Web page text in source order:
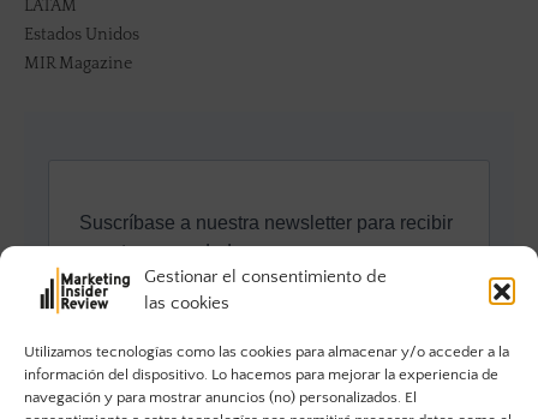
Gestionar el consentimiento de
las cookies
Utilizamos tecnologías como las cookies para almacenar y/o acceder a la
información del dispositivo. Lo hacemos para mejorar la experiencia de
navegación y para mostrar anuncios (no) personalizados. El
LATAM
Estados Unidos
MIR Magazine